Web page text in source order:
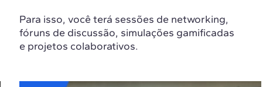
Para isso, você terá sessões de networking,
fóruns de discussão, simulações gamificadas
e projetos colaborativos.